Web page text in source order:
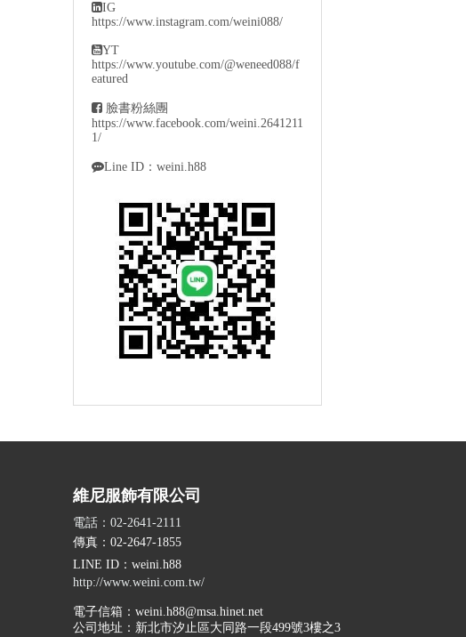
IG
https://www.instagram.com/weini088/
YT
https://www.youtube.com/@weneed088/f
eatured
 臉書粉絲團
https://www.facebook.com/weini.2641211
1/
Line ID：weini.h88
維尼服飾有限公司
電話：02-2641-2111
傳真：02-2647-1855
LINE ID ：weini.h88
http://www.weini.com.tw/
電子信箱： weini.h88@msa.hinet.net
公司地址： 新北市汐止區大同路一段499號3樓之3